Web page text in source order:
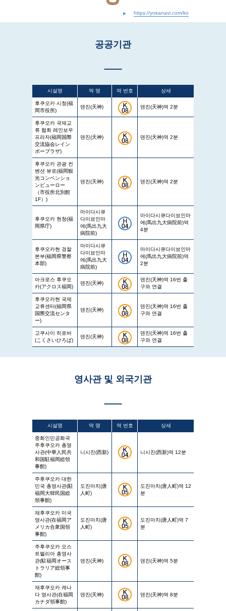
https://yokanavi.com/ko
공공기관
시설명 역 명 역 번호 상세
후쿠오카 시청(福
岡市役所)
덴진(天神) 덴진(天神)역 2분
후쿠오카 국제교
류 협회 레인보우
프라자(福岡国際
交流協会レイン
ボープラザ)
덴진(天神) 덴진(天神)역 2분
후쿠오카 관광 컨
벤션 뷰로(福岡観
光コンベンショ
ンビューロー
（市役所北別館
1F）)
덴진(天神) 덴진(天神)역 2분
후쿠오카 현청(福
岡県庁)
마이다시큐
다이뵤인마
에(馬出九大
病院前)
마이다시큐다이뵤인마
에(馬出九大病院前)역
4분
후쿠오카현 경찰
본부(福岡県警察
本部)
마이다시큐
다이뵤인마
에(馬出九大
病院前)
마이다시큐다이뵤인마
에(馬出九大病院前)역
2분
아크로스 후쿠오
카(アクロス福岡)
덴진(天神)
덴진(天神)역 16번 출
구와 연결
후쿠오카현 국제
교류센터(福岡県
国際交流センタ
ー)
덴진(天神)
덴진(天神)역 16번 출
구와 연결
고쿠사이 히로바
(こくさいひろば)
덴진(天神)
덴진(天神)역 16번 출
구와 연결
영사관 및 외국기관
시설명 역 명 역 번호 상세
중화인민공화국
주후쿠오카 총영
사관(中華人民共
和国駐福岡総領
事館)
니시진(西新) 니시진(西新)역 12분
주후쿠오카 대한
민국 총영사관(駐
福岡大韓民国総
領事館)
도진마치(唐
人町)
도진마치(唐人町)역 12
분
재후쿠오카 미국
영사관(在福岡ア
メリカ合衆国領
事館)
도진마치(唐
人町)
도진마치(唐人町)역 7
분
주후쿠오카 오스
트렐리아 총영사
관(駐福岡オース
トラリア総領事
館)
덴진(天神) 덴진(天神)역 5분
재후쿠오카 캐나
다 영사관(在福岡
カナダ領事館)
덴진(天神) 덴진(天神)역 8분